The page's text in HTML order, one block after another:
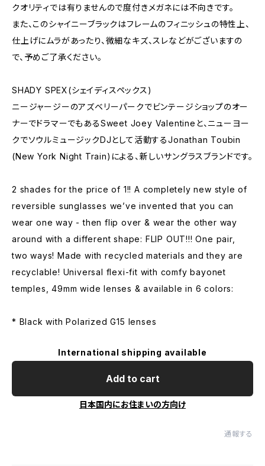
クオリティでは有りませんので度付きメガネには不向きです。
また、このシャイニーブラックはフレームのフィニッシュの特性上、
仕上げにムラがあったり、微細なキズ、スレなどがございますの
で、予めご了承ください。
SHADY SPEX(シェイディスペックス)
ニージャージーのアズベリーパークでビンテージショップのオー
ナーでドラマーでもあるSweet Joey Valentineと、ニューヨー
クでソウルミュージックDJとして活動するJonathan Toubin
(New York Night Train)による、新しいサングラスブランドです。
2 shades for the price of 1!! A completely new style of
reversible sunglasses we’ve invented that you can
wear one way - then flip over & wear the other way
around with a different shape: FLIP OUT!!! One pair,
two ways! Made with recycled materials and they are
recyclable! Universal flexi-fit with comfy bayonet
temples, 49mm wide lenses & available in 6 colors:
* Black with Polarized G15 lenses
International shipping available
Add to cart
日本国内にお住まいの方向け
通報する